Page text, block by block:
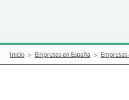
Inicio Empresas en España